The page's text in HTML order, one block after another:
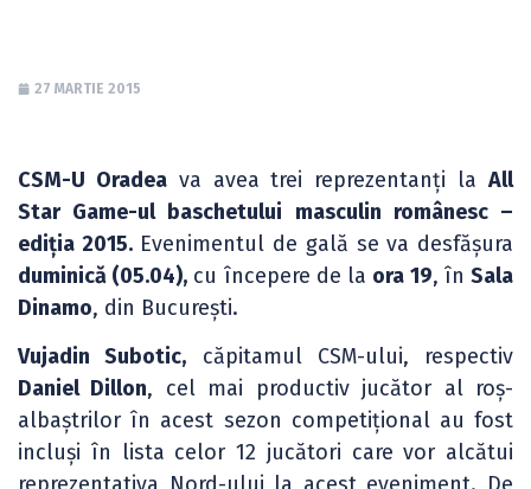
27 MARTIE 2015
CSM-U Oradeava avea trei reprezentanți laAll
Star Game-ul baschetului masculin românesc –
ediția 2015.Evenimentul de gală se va desfășura
duminică (05.04), cu începere de la ora 19, înSala
Dinamo, din București.
Vujadin Subotic, căpitamul CSM-ului, respectiv
Daniel Dillon, cel mai productiv jucător al roș-
albaștrilor în acest sezon competițional au fost
incluși în lista celor 12 jucători care vor alcătui